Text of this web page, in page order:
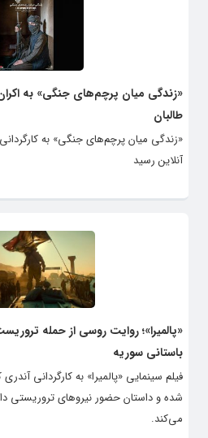
«زندگی میان پرچم‌های جنگی» به اکران
طالبان
«زندگی میان پرچم‌های جنگی» به
آنلاین رسید
«پالمیرا»؛ روایت روسی از حمله
باستانی سوریه
فیلم سینمایی «پالمیرا» به کارگردانی
شده و داستان حضور نیروهای تروریستی
می‌کند.